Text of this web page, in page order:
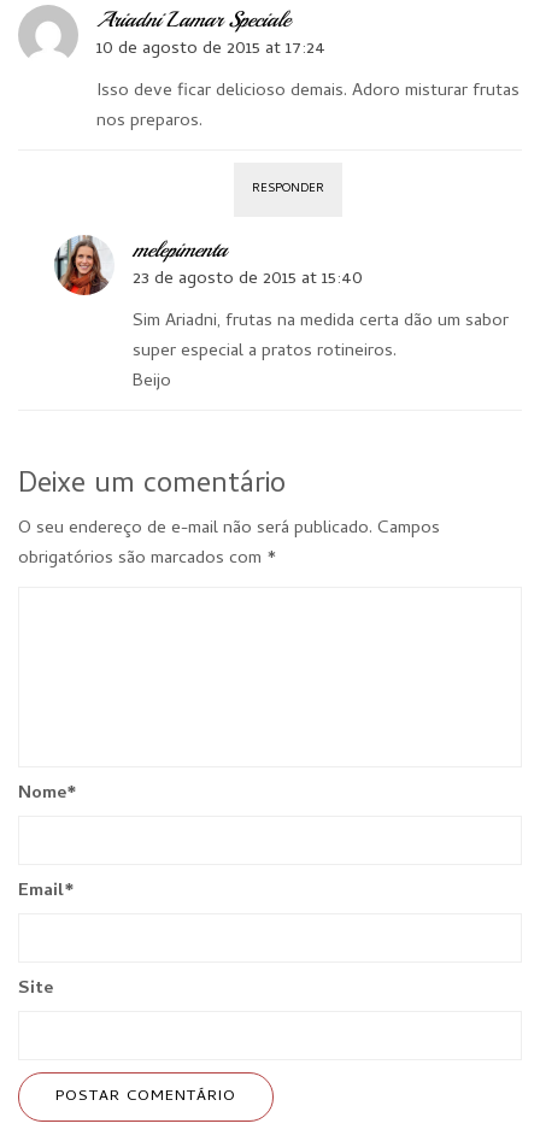
Ariadni Lamar Speciale
10 de agosto de 2015 at 17:24
Isso deve ficar delicioso demais. Adoro misturar frutas
nos preparos.
RESPONDER
melepimenta
23 de agosto de 2015 at 15:40
Sim Ariadni, frutas na medida certa dão um sabor
super especial a pratos rotineiros.
Beijo
Deixe um comentário
O seu endereço de e-mail não será publicado. Campos
obrigatórios são marcados com *
Nome*
Email*
Site